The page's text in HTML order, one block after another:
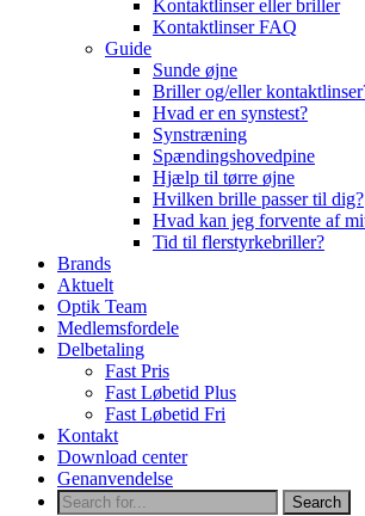
Kontaktlinser eller briller
Kontaktlinser FAQ
Guide
Sunde øjne
Briller og/eller
Hvad er en synstest?
Synstræning
Spændingshovedpine
Hjælp til tørre øjne
Hvilken brille passer til dig?
Hvad kan jeg forvente af
Tid til flerstyrkebriller?
Brands
Aktuelt
Optik Team
Medlemsfordele
Delbetaling
Fast Pris
Fast Løbetid Plus
Fast Løbetid Fri
Kontakt
Download center
Genanvendelse